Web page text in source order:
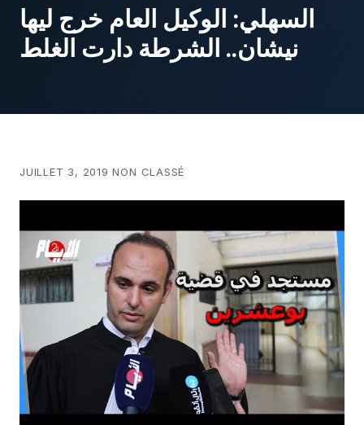
السهلي: الوكيل العام خرج ليها
نيشان.. الشرطة دارت الغلط
JUILLET 3, 2019 NON CLASSÉ